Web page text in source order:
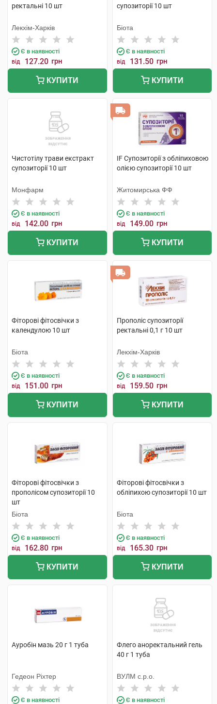
ректальні 10 шт
Лекхім-Харків
Є в наявності
від 127.20 грн
КУПИТИ
супозиторії 10 шт
Біота
Є в наявності
від 131.50 грн
КУПИТИ
Чистотілу трави екстракт
супозиторії 10 шт
Монфарм
Є в наявності
від 142.00 грн
КУПИТИ
IF Супозиторії з обліпиховою
олією супозиторії 10 шт
Житомирська ФФ
Є в наявності
від 149.00 грн
КУПИТИ
Фіторові фітосвічки з
календулою 10 шт
Біота
Є в наявності
від 151.00 грн
КУПИТИ
Прополіс супозиторії
ректальні 0,1 г 10 шт
Лекхім-Харків
Є в наявності
від 159.50 грн
КУПИТИ
Фіторові фітосвічки з
прополісом супозиторії 10
шт
Біота
Є в наявності
від 162.80 грн
КУПИТИ
Фіторові фітосвічки з
обліпихою супозиторії 10 шт
Біота
Є в наявності
від 165.30 грн
КУПИТИ
Ауробін мазь 20 г 1 туба
Гедеон Ріхтер
Є в наявності
Флего аноректальний гель
40 г 1 туба
ВУЛМ с.р.о.
Є в наявності